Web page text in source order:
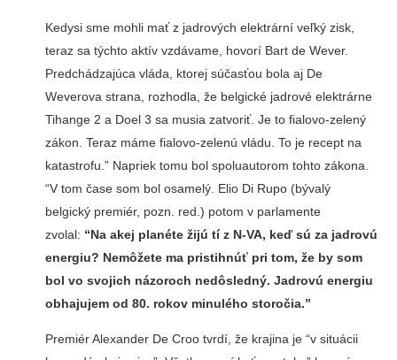
Kedysi sme mohli mať z jadrových elektrární veľký zisk,
teraz sa týchto aktív vzdávame, hovorí Bart de Wever.
Predchádzajúca vláda, ktorej súčasťou bola aj De
Weverova strana, rozhodla, že belgické jadrové elektrárne
Tihange 2 a Doel 3 sa musia zatvoriť. Je to fialovo-zelený
zákon. Teraz máme fialovo-zelenú vládu. To je recept na
katastrofu.” Napriek tomu bol spoluautorom tohto zákona.
“V tom čase som bol osamelý. Elio Di Rupo (bývalý
belgický premiér, pozn. red.) potom v parlamente
zvolal: “Na akej planéte žijú tí z N-VA, keď sú za jadrovú
energiu? Nemôžete ma pristihnúť pri tom, že by som
bol vo svojich názoroch nedôsledný. Jadrovú energiu
obhajujem od 80. rokov minulého storočia.”
Premiér Alexander De Croo tvrdí, že krajina je “v situácii